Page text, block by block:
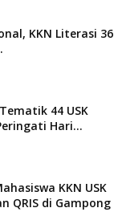
KKN Literasi 36
44 USK
Hari...
KKN USK
QRIS di Gampong